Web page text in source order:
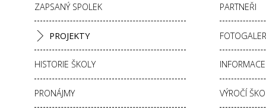
ZAPSANÝ SPOLEK PARTNEŘI
PROJEKTY
HISTORIE ŠKOLY
PRONÁJMY VÝROČÍ